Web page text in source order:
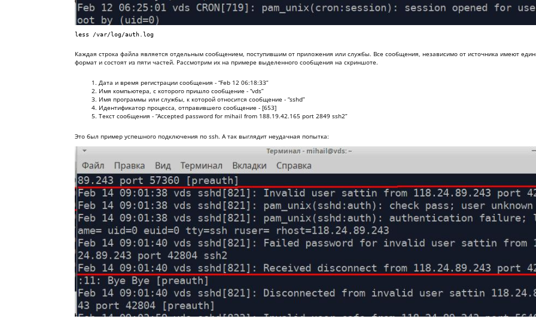
less /var/log/auth.log
Каждая строка файла является отдельным сообщением, поступившим от приложения или службы. Все сообщения, независимо от источника имеют
формат и состоят из пяти частей. Рассмотрим их на примере выделенного сообщения на скриншоте.
Дата и время регистрации сообщения - “Feb 12 06:18:33”
Имя компьютера, с которого пришло сообщение - “vds”
Имя программы или службы, к которой относится сообщение - “sshd”
Идентификатор процесса, отправившего сообщение - [653]
Текст сообщения - “Accepted password for mihail from 188.19.42.165 port 2849 ssh2”
Это был пример успешного подключения по ssh. А так выглядит неудачная попытка: